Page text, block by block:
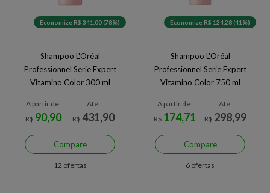
Economize R$ 341,00 (78%)
Shampoo L'Oréal
Professionnel Serie Expert
Vitamino Color 300 ml
A partir de:
R$ 90,90
Até:
R$ 431,90
Compare
12 ofertas
Economize R$ 124,28 (41%)
Shampoo L'Oréal
Professionnel Serie Expert
Vitamino Color 750 ml
A partir de:
R$ 174,71
Até:
R$ 298,99
Compare
6 ofertas